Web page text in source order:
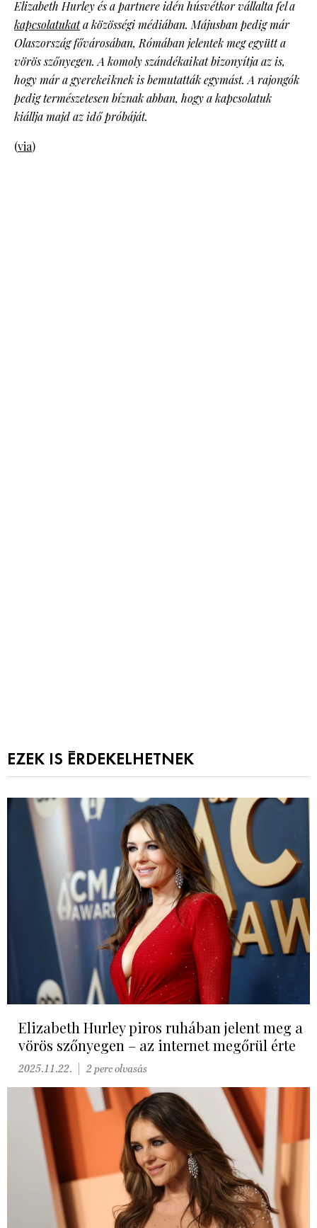
Elizabeth Hurley és a partnere idén húsvétkor vállalta fel a
kapcsolatukata közösségi médiában. Májusban pedig már
Olaszország fővárosában, Rómában jelentek meg együtt a
vörös szőnyegen. A komoly szándékaikat bizonyítja az is,
hogy már a gyerekeiknek is bemutatták egymást. A rajongók
pedig természetesen bíznak abban, hogy a kapcsolatuk
kiállja majd az idő próbáját.
(via)
EZEK IS ÉRDEKELHETNEK
Elizabeth Hurley piros ruhában jelent meg a
vörös szőnyegen – az internet megőrül érte
2025.11.22. 2 perc olvasás